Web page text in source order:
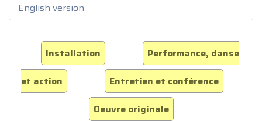
English version
Installation
Performance, danse
et action
Entretien et conférence
Oeuvre originale